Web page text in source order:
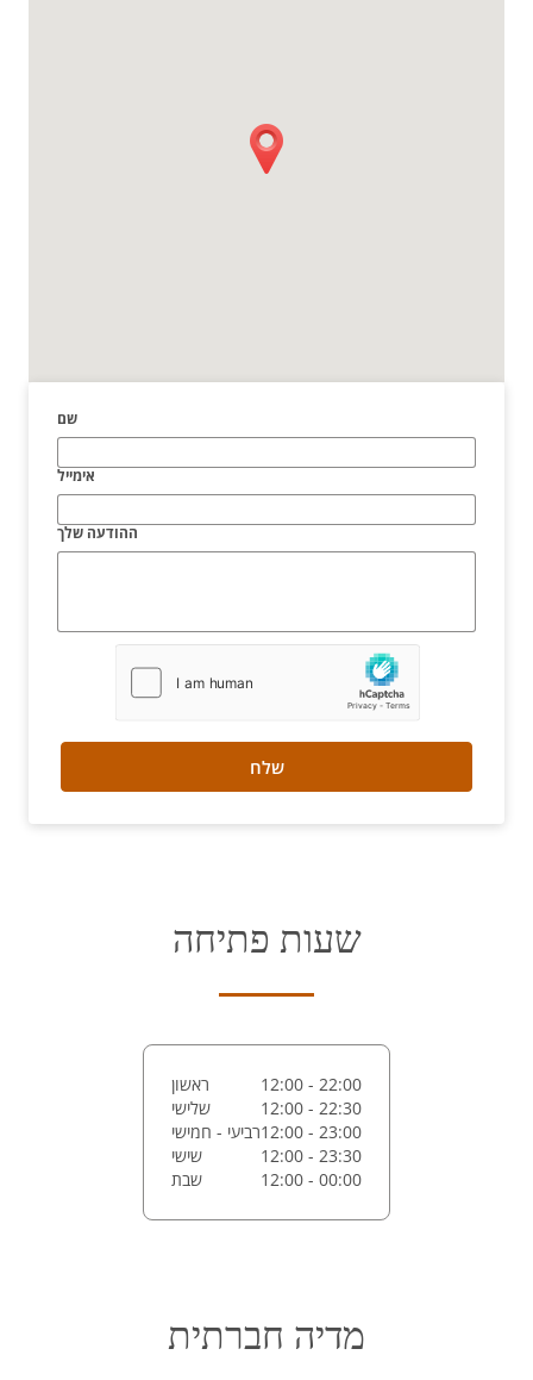
שם
אימייל
ההודעה שלך
שלח
שעות פתיחה
ראשון
12:00 - 22:00
שלישי
12:00 - 22:30
רביעי - חמישי12:00 - 23:00
שישי
12:00 - 23:30
שבת
12:00 - 00:00
מדיה חברתית